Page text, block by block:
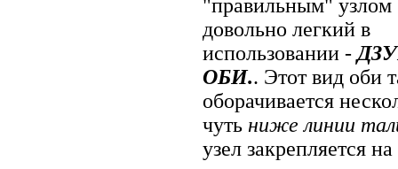
"правильным" узлом
довольно легкий в
использовании -
ОБИ.. Этот вид оби
оборачивается
чуть ниже линии
узел закрепляется